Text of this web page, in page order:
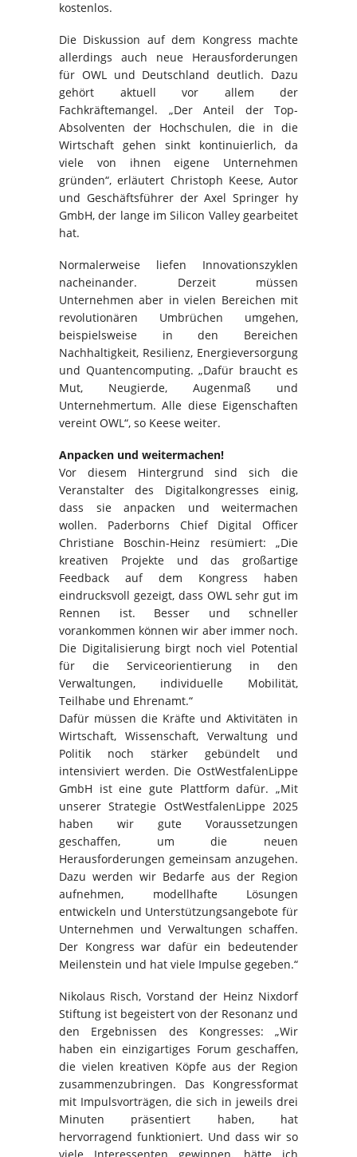
kostenlos.
Die Diskussion auf dem Kongress machte
allerdings auch neue Herausforderungen
für OWL und Deutschland deutlich. Dazu
gehört aktuell vor allem der
Fachkräftemangel. „Der Anteil der Top-
Absolventen der Hochschulen, die in die
Wirtschaft gehen sinkt kontinuierlich, da
viele von ihnen eigene Unternehmen
gründen“, erläutert Christoph Keese, Autor
und Geschäftsführer der Axel Springer hy
GmbH, der lange im Silicon Valley gearbeitet
hat.
Normalerweise liefen Innovationszyklen
nacheinander. Derzeit müssen
Unternehmen aber in vielen Bereichen mit
revolutionären Umbrüchen umgehen,
beispielsweise in den Bereichen
Nachhaltigkeit, Resilienz, Energieversorgung
und Quantencomputing. „Dafür braucht es
Mut, Neugierde, Augenmaß und
Unternehmertum. Alle diese Eigenschaften
vereint OWL“, so Keese weiter.
Anpacken und weitermachen!
Vor diesem Hintergrund sind sich die
Veranstalter des Digitalkongresses einig,
dass sie anpacken und weitermachen
wollen. Paderborns Chief Digital Officer
Christiane Boschin-Heinz resümiert: „Die
kreativen Projekte und das großartige
Feedback auf dem Kongress haben
eindrucksvoll gezeigt, dass OWL sehr gut im
Rennen ist. Besser und schneller
vorankommen können wir aber immer noch.
Die Digitalisierung birgt noch viel Potential
für die Serviceorientierung in den
Verwaltungen, individuelle Mobilität,
Teilhabe und Ehrenamt.“
Dafür müssen die Kräfte und Aktivitäten in
Wirtschaft, Wissenschaft, Verwaltung und
Politik noch stärker gebündelt und
intensiviert werden. Die OstWestfalenLippe
GmbH ist eine gute Plattform dafür. „Mit
unserer Strategie OstWestfalenLippe 2025
haben wir gute Voraussetzungen
geschaffen, um die neuen
Herausforderungen gemeinsam anzugehen.
Dazu werden wir Bedarfe aus der Region
aufnehmen, modellhafte Lösungen
entwickeln und Unterstützungsangebote für
Unternehmen und Verwaltungen schaffen.
Der Kongress war dafür ein bedeutender
Meilenstein und hat viele Impulse gegeben.“
Nikolaus Risch, Vorstand der Heinz Nixdorf
Stiftung ist begeistert von der Resonanz und
den Ergebnissen des Kongresses: „Wir
haben ein einzigartiges Forum geschaffen,
die vielen kreativen Köpfe aus der Region
zusammenzubringen. Das Kongressformat
mit Impulsvorträgen, die sich in jeweils drei
Minuten präsentiert haben, hat
hervorragend funktioniert. Und dass wir so